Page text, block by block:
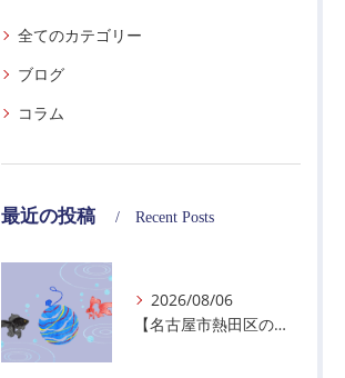
全てのカテゴリー
ブログ
コラム
最近の投稿 Recent Posts
2026/08/06
【名古屋市熱田区の警備会社】夏季休業のお知らせ